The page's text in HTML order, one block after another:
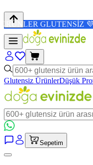
GLUTENSİZ 💜 4,8/5
Glutensiz ÜrünlerDüşük
Sepetim